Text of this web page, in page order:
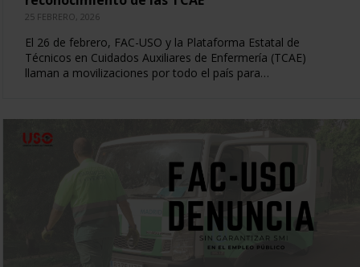
25 FEBRERO, 2026
El 26 de febrero, FAC-USO y la Plataforma Estatal de
Técnicos en Cuidados Auxiliares de Enfermería (TCAE)
llaman a movilizaciones por todo el país para…